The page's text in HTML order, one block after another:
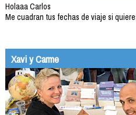
Holaaa Carlos
Me cuadran tus fechas de viaje si
Xavi y Carme